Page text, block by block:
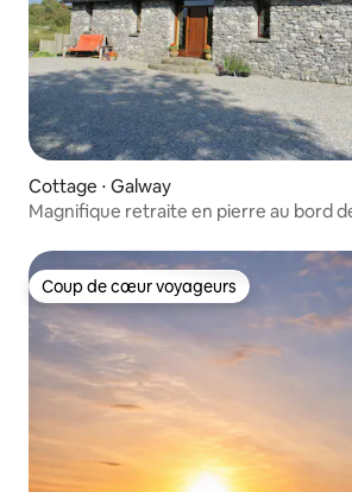
Cottage ⋅ Galway
Magnifique retraite en pierre au bord
Coup de cœur voyageurs
Coup de cœur voyageurs